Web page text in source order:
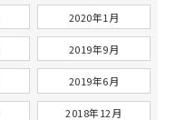
2020年1月
2019年9月
2019年6月
2018年12月